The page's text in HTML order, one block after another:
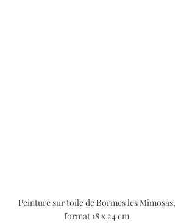
Peinture sur toile de Bormes les Mimosas,
format 18 x 24 cm